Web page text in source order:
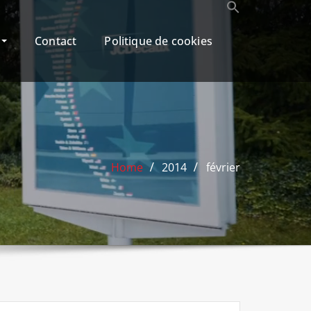
Contact Politique de cookies
Home 2014 février